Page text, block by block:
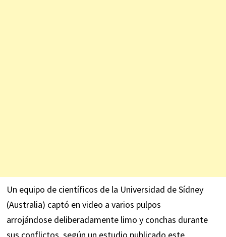
Un equipo de científicos de la Universidad de Sídney
(Australia) captó en video a varios pulpos
arrojándose deliberadamente limo y conchas durante